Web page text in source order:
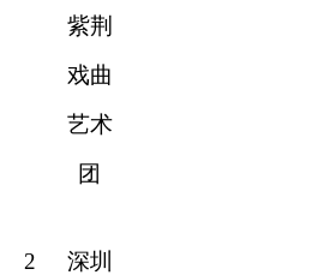
紫荆
戏曲
艺术
团
2
深圳